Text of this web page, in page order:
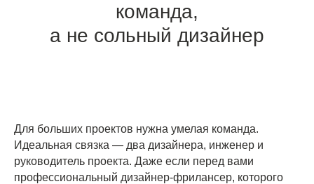
команда,
а не сольный дизайнер
Для больших проектов нужна умелая команда.
Идеальная связка — два дизайнера, инженер и
руководитель проекта. Даже если перед вами
профессиональный дизайнер-фрилансер, которого